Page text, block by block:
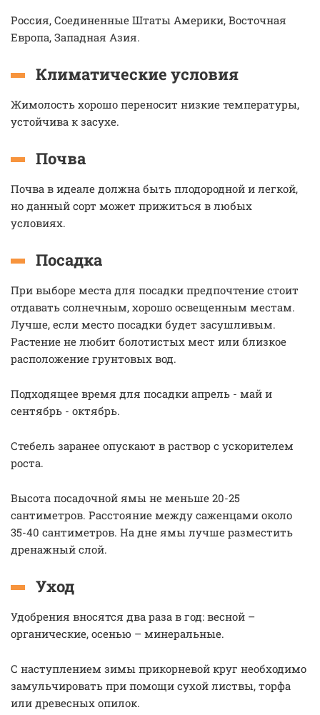
Россия, Соединенные Штаты Америки, Восточная
Европа, Западная Азия.
Климатические условия
Жимолость хорошо переносит низкие температуры,
устойчива к засухе.
Почва
Почва в идеале должна быть плодородной и легкой,
но данный сорт может прижиться в любых
условиях.
Посадка
При выборе места для посадки предпочтение стоит
отдавать солнечным, хорошо освещенным местам.
Лучше, если место посадки будет засушливым.
Растение не любит болотистых мест или близкое
расположение грунтовых вод.
Подходящее время для посадки апрель - май и
сентябрь - октябрь.
Стебель заранее опускают в раствор с ускорителем
роста.
Высота посадочной ямы не меньше 20-25
сантиметров. Расстояние между саженцами около
35-40 сантиметров. На дне ямы лучше разместить
дренажный слой.
Уход
Удобрения вносятся два раза в год: весной –
органические, осенью – минеральные.
С наступлением зимы прикорневой круг необходимо
замульчировать при помощи сухой листвы, торфа
или древесных опилок.